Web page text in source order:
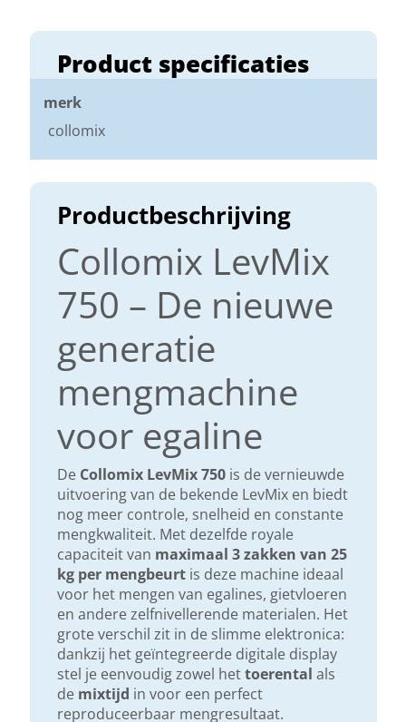
Productbeschrijving
Collomix LevMix
750 – De nieuwe
generatie
mengmachine
voor egaline
De Collomix LevMix 750is de vernieuwde
uitvoering van de bekende LevMix en biedt
nog meer controle, snelheid en constante
mengkwaliteit. Met dezelfde royale
capaciteit van maximaal 3 zakken van 25
kg per mengbeurtis deze machine ideaal
voor het mengen van egalines, gietvloeren
en andere zelfnivellerende materialen. Het
grote verschil zit in de slimme elektronica:
dankzij het geïntegreerde digitale display
stel je eenvoudig zowel hettoerental als
de mixtijd in voor een perfect
reproduceerbaar mengresultaat.
Product specificaties
merk
collomix